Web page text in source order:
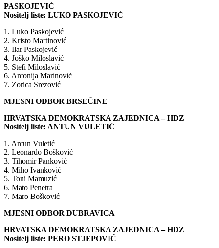
PASKOJEVIĆ
Nositelj liste: LUKO PASKOJEVIĆ
1. Luko Paskojević
2. Kristo Martinović
3. Ilar Paskojević
4. Joško Miloslavić
5. Stefi Miloslavić
6. Antonija Marinović
7. Zorica Srezović
MJESNI ODBOR BRSEČINE
HRVATSKA DEMOKRATSKA ZAJEDNICA – HDZ
Nositelj liste: ANTUN VULETIĆ
1. Antun Vuletić
2. Leonardo Bošković
3. Tihomir Panković
4. Miho Ivanković
5. Toni Mamuzić
6. Mato Penetra
7. Maro Bošković
MJESNI ODBOR DUBRAVICA
HRVATSKA DEMOKRATSKA ZAJEDNICA – HDZ
Nositelj liste: PERO STJEPOVIĆ